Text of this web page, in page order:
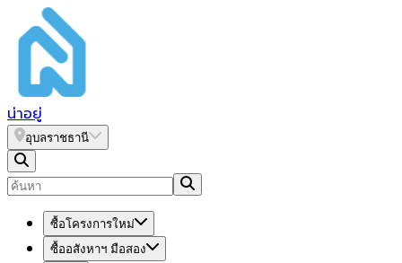
น่าอยู่
อุบลราชธานี
ซื้อโครงการใหม่
ซื้ออสังหาฯ มือสอง